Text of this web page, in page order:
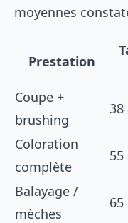
moyennes
Prestation
Coupe +
brushing
38
Coloration
complète
55
Balayage /
mèches
65